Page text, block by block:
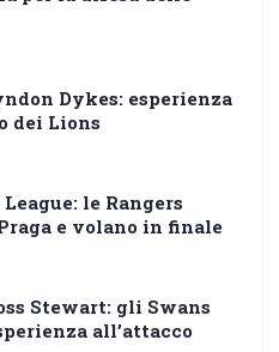
Dykes: esperienza
dei Lions
le Rangers
e volano in finale
Stewart: gli Swans
all’attacco